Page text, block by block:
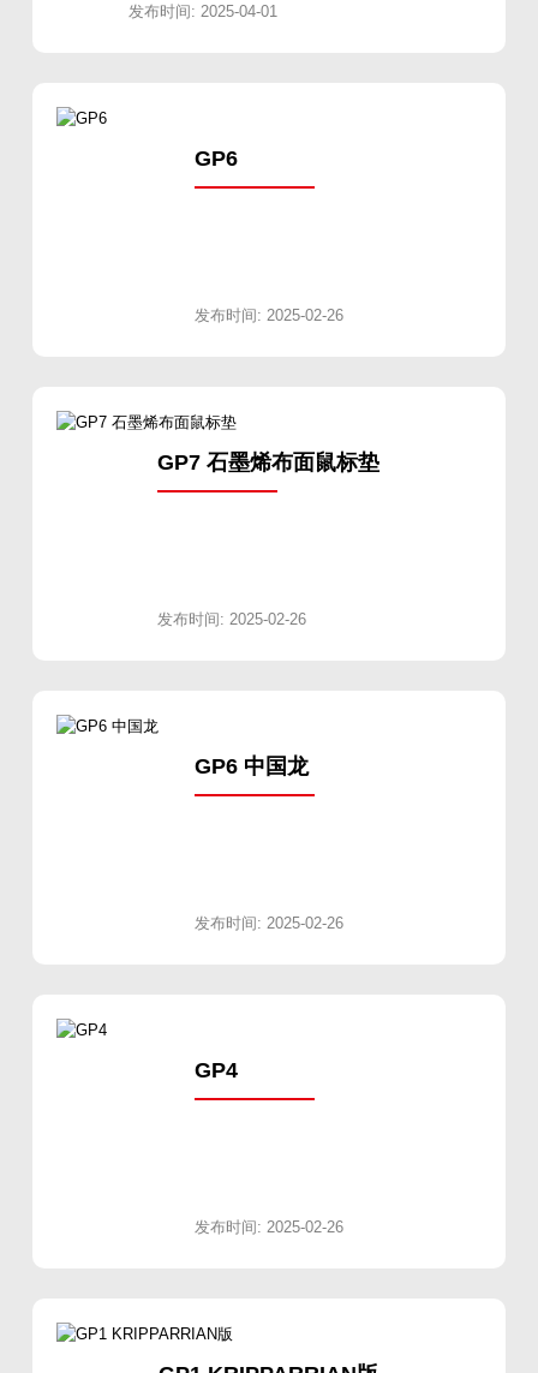
发布时间: 2025-04-01
GP6
发布时间: 2025-02-26
GP7 石墨烯布面鼠标垫
发布时间: 2025-02-26
GP6 中国龙
发布时间: 2025-02-26
GP4
发布时间: 2025-02-26